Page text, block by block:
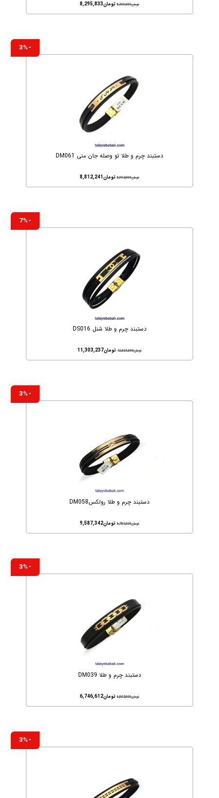
تومان8,466,000 تومان8,295,833
-3%
دستبند چرم و طلا تو وصله جان منی DM061
تومان8,993,000 تومان8,812,241
-7%
دستبند چرم و طلا شنل DS016
تومان12,026,000 تومان11,303,237
-3%
دستبند چرم و طلا رولکسDM058
تومان9,784,000 تومان9,587,342
-3%
دستبند چرم و طلا DM039
تومان6,885,000 تومان6,746,612
-3%